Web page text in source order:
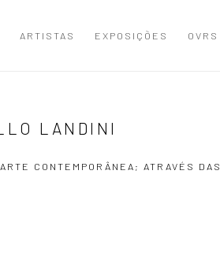
ARTISTAS EXPOSIÇÕES OVRS
LANDINI
CONTEMPORÂNEA; ATRAVÉS